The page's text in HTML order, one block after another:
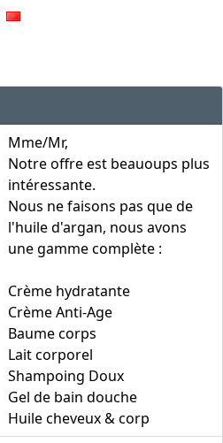
Mme/Mr,
Notre offre est beauoups plus
intéressante.
Nous ne faisons pas que de
l'huile d'argan, nous avons
une gamme complète :
Crème hydratante
Crème Anti-Age
Baume corps
Lait corporel
Shampoing Doux
Gel de bain douche
Huile cheveux & corp